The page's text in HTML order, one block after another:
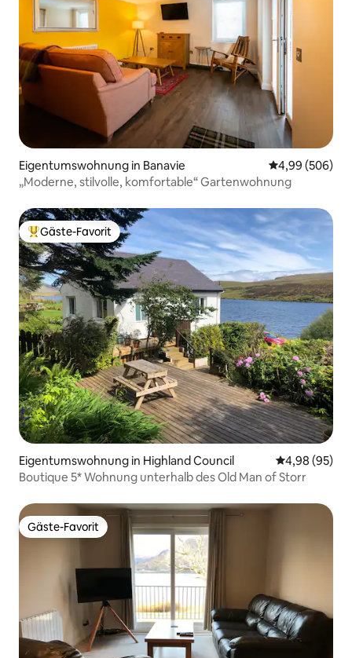
Eigentumswohnung in Banavie
4,99 (506)
„Moderne, stilvolle, komfortable“ Gartenwohnung
Beliebter Gäste-Favorit.
Gäste-Favorit
Eigentumswohnung in Highland Council
4,98 (95)
Boutique 5* Wohnung unterhalb des Old Man of Storr
Gäste-Favorit
Gäste-Favorit